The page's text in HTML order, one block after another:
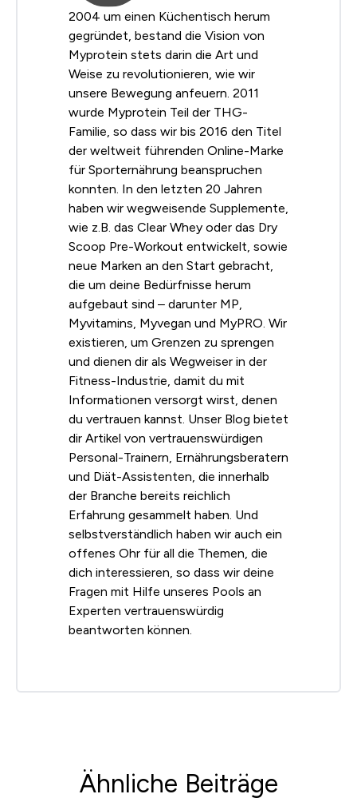
2004 um einen Küchentisch herum
gegründet, bestand die Vision von
Myprotein stets darin die Art und
Weise zu revolutionieren, wie wir
unsere Bewegung anfeuern. 2011
wurde Myprotein Teil der THG-
Familie, so dass wir bis 2016 den Titel
der weltweit führenden Online-Marke
für Sporternährung beanspruchen
konnten. In den letzten 20 Jahren
haben wir wegweisende Supplemente,
wie z.B. das Clear Whey oder das Dry
Scoop Pre-Workout entwickelt, sowie
neue Marken an den Start gebracht,
die um deine Bedürfnisse herum
aufgebaut sind – darunter MP,
Myvitamins, Myvegan und MyPRO. Wir
existieren, um Grenzen zu sprengen
und dienen dir als Wegweiser in der
Fitness-Industrie, damit du mit
Informationen versorgt wirst, denen
du vertrauen kannst. Unser Blog bietet
dir Artikel von vertrauenswürdigen
Personal-Trainern, Ernährungsberatern
und Diät-Assistenten, die innerhalb
der Branche bereits reichlich
Erfahrung gesammelt haben. Und
selbstverständlich haben wir auch ein
offenes Ohr für all die Themen, die
dich interessieren, so dass wir deine
Fragen mit Hilfe unseres Pools an
Experten vertrauenswürdig
beantworten können.
Ähnliche Beiträge